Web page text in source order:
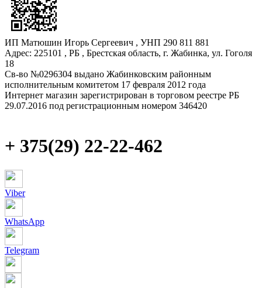
ИП Матюшин Игорь Сергеевич , УНП 290 811 881
Адрес: 225101 , РБ , Брестская область, г. Жабинка, ул. Гоголя
18
Св-во №0296304 выдано Жабинковским районным
исполнительным комитетом 17 февраля 2012 года
Интернет магазин зарегистрирован в торговом реестре РБ
29.07.2016 под регистрационным номером 346420
+ 375(29) 22-22-462
Viber
WhatsApp
Telegram